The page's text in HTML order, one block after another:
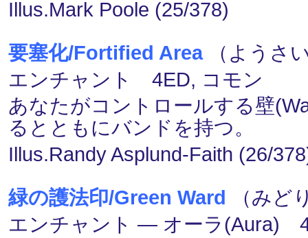
Illus.Mark Poole (25/378)
要塞化/Fortified Area（ようさ
エンチャント 4ED, コモン
あなたがコントロールする壁
るとともにバンドを持つ。
Illus.Randy Asplund-Faith (26/
緑の護法印/Green Ward （みど
エンチャント ― オーラ(Aura)